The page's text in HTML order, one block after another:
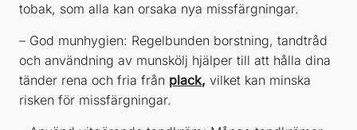
tobak, som alla kan orsaka nya missfärgningar.
– God munhygien: Regelbunden borstning, tandtråd
och användning av munskölj hjälper till att hålla dina
tänder rena och fria från plack, vilket kan minska
risken för missfärgningar.